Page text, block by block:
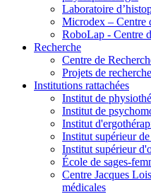
Laboratoire
Microdex – Centre
RoboLap - Centre
Recherche
Centre de
Projets de recherche
Institutions rattachées
Institut de
Institut de
Institut
Institut supérieur
Institut supérieur
École de sages-
Centre Jacques
médicales